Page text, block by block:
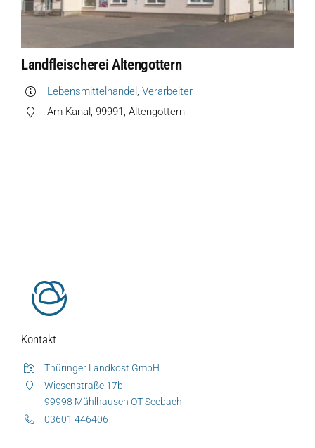
Landfleischerei Altengottern
Lebensmittelhandel , Verarbeiter
Am Kanal, 99991, Altengottern
Kontakt
Thüringer Landkost GmbH
Wiesenstraße 17b
99998 Mühlhausen OT Seebach
03601 446406
Verkaufswagen-Tour
Weitere Verkaufsstellen